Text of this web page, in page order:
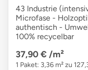
43 Industrie
Microfase -
authentisch -
100% recycelbar
37,90 € /m²
1 Paket: 3,36 m² zu